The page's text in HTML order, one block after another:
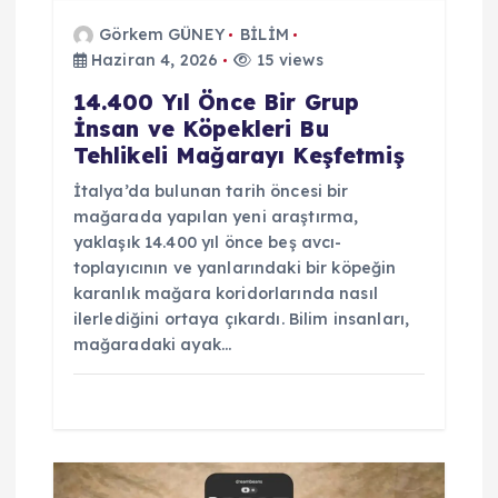
Görkem GÜNEY
BİLİM
Haziran 4, 2026
15 views
14.400 Yıl Önce Bir Grup
İnsan ve Köpekleri Bu
Tehlikeli Mağarayı Keşfetmiş
İtalya’da bulunan tarih öncesi bir
mağarada yapılan yeni araştırma,
yaklaşık 14.400 yıl önce beş avcı-
toplayıcının ve yanlarındaki bir köpeğin
karanlık mağara koridorlarında nasıl
ilerlediğini ortaya çıkardı. Bilim insanları,
mağaradaki ayak…